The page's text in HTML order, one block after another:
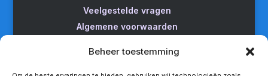
Beheer toestemming
Veelgestelde vragen
Algemene voorwaarden